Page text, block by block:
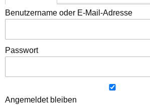
Benutzername oder E-Mail-Adresse
Passwort
Angemeldet bleiben